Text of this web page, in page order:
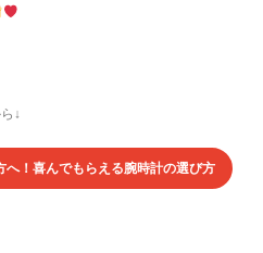
↓
！喜んでもらえる腕時計の選び方